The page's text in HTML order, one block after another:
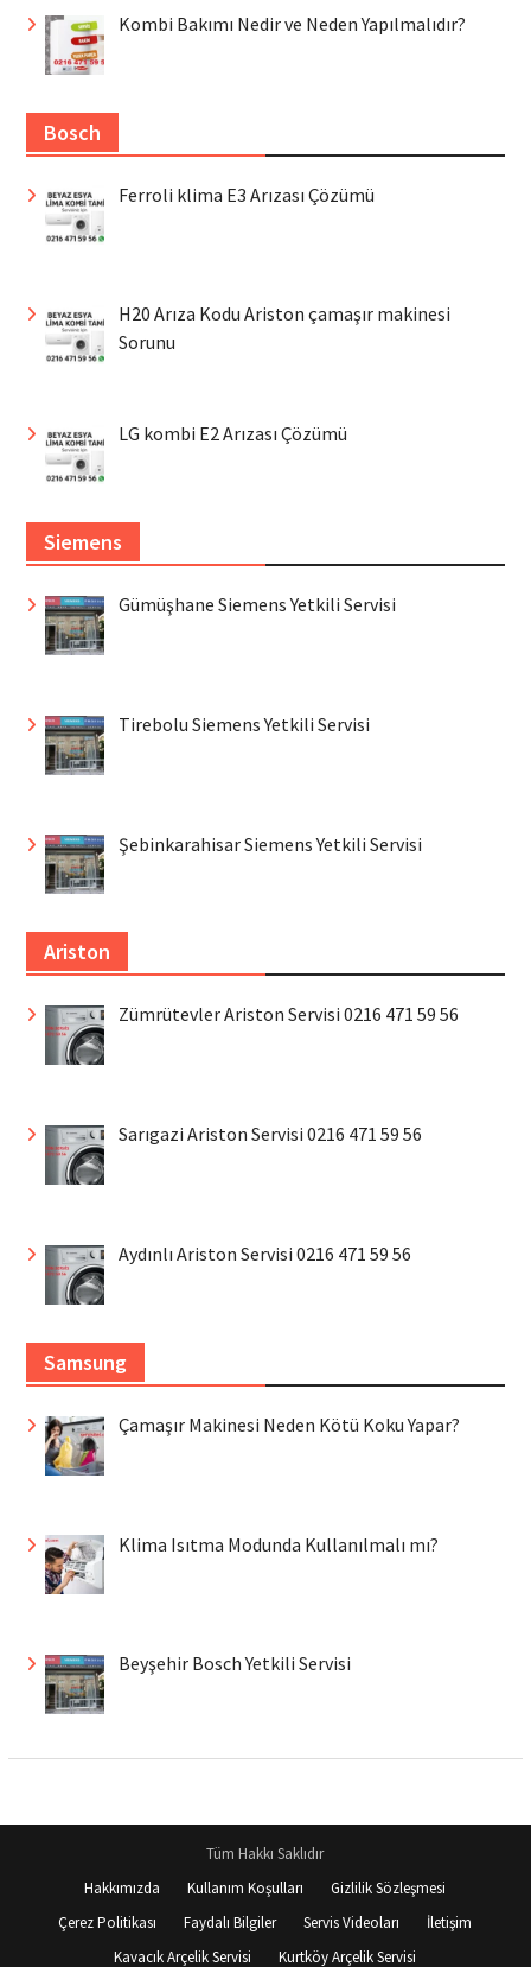
Kombi Bakımı Nedir ve Neden Yapılmalıdır?
Bosch
Ferroli klima E3 Arızası Çözümü
H20 Arıza Kodu Ariston çamaşır makinesi
Sorunu
LG kombi E2 Arızası Çözümü
Siemens
Gümüşhane Siemens Yetkili Servisi
Tirebolu Siemens Yetkili Servisi
Şebinkarahisar Siemens Yetkili Servisi
Ariston
Zümrütevler Ariston Servisi 0216 471 59 56
Sarıgazi Ariston Servisi 0216 471 59 56
Aydınlı Ariston Servisi 0216 471 59 56
Samsung
Çamaşır Makinesi Neden Kötü Koku Yapar?
Klima Isıtma Modunda Kullanılmalı mı?
Beyşehir Bosch Yetkili Servisi
Tüm Hakkı Saklıdır
Hakkımızda
Kullanım Koşulları
Gizlilik Sözleşmesi
Çerez Politikası
Faydalı Bilgiler Servis Videoları
İletişim
Kavacık Arçelik Servisi
Kurtköy Arçelik Servisi